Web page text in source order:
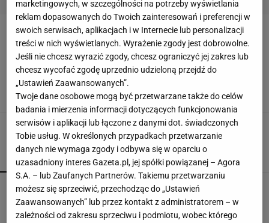
WODA DLA NIEMOWLAKA
Jaka woda dla niemowlaka w basenie
ogrodowym? Podpowiadamy
BASEN OGRODOWY WODA DLA NIEMOWLAKA
POPULARNE NAJNOWSZE
Kompaktowa bieżnia do małego mieszkania.
Ten sprzęt mieści się pod łóżko
marketingowych, w szczególności na potrzeby wyświetlania
reklam dopasowanych do Twoich zainteresowań i preferencji w
swoich serwisach, aplikacjach i w Internecie lub personalizacji
treści w nich wyświetlanych. Wyrażenie zgody jest dobrowolne.
Jeśli nie chcesz wyrazić zgody, chcesz ograniczyć jej zakres lub
chcesz wycofać zgodę uprzednio udzieloną przejdź do
„Ustawień Zaawansowanych”.
Twoje dane osobowe mogą być przetwarzane także do celów
badania i mierzenia informacji dotyczących funkcjonowania
serwisów i aplikacji lub łączone z danymi dot. świadczonych
Tobie usług. W określonych przypadkach przetwarzanie
danych nie wymaga zgody i odbywa się w oparciu o
uzasadniony interes Gazeta.pl, jej spółki powiązanej – Agora
S.A. – lub Zaufanych Partnerów. Takiemu przetwarzaniu
możesz się sprzeciwić, przechodząc do „Ustawień
Zaawansowanych” lub przez kontakt z administratorem – w
zależności od zakresu sprzeciwu i podmiotu, wobec którego